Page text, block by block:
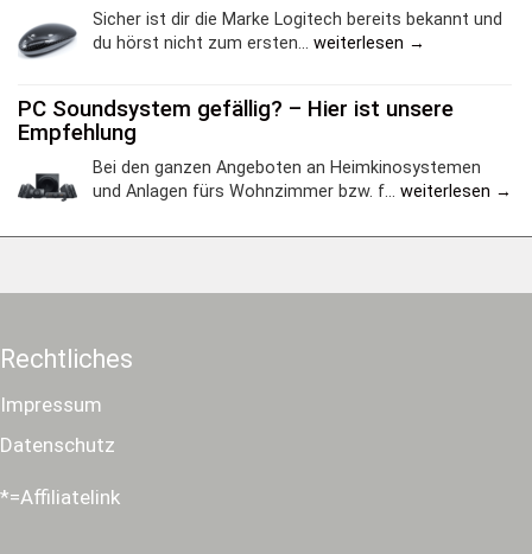
Sicher ist dir die Marke Logitech bereits bekannt und
du hörst nicht zum ersten... weiterlesen →
PC Soundsystem gefällig? – Hier ist unsere
Empfehlung
Bei den ganzen Angeboten an Heimkinosystemen
und Anlagen fürs Wohnzimmer bzw. f... weiterlesen →
Rechtliches
Impressum
Datenschutz
*=Affiliatelink